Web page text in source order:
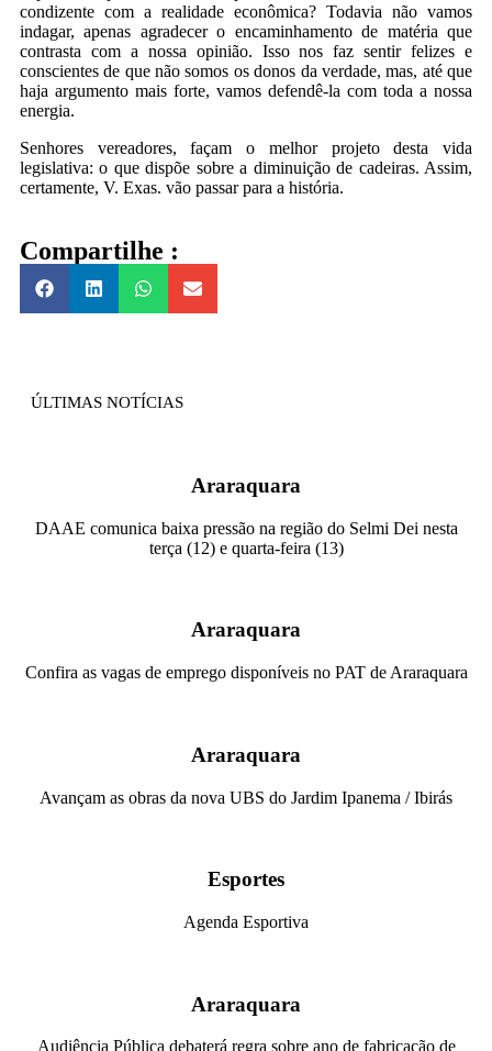
condizente com a realidade econômica? Todavia não vamos
indagar, apenas agradecer o encaminhamento de matéria que
contrasta com a nossa opinião. Isso nos faz sentir felizes e
conscientes de que não somos os donos da verdade, mas, até que
haja argumento mais forte, vamos defendê-la com toda a nossa
energia.
Senhores vereadores, façam o melhor projeto desta vida
legislativa: o que dispõe sobre a diminuição de cadeiras. Assim,
certamente, V. Exas. vão passar para a história.
Compartilhe :
ÚLTIMAS NOTÍCIAS
Araraquara
DAAE comunica baixa pressão na região do Selmi Dei nesta
terça (12) e quarta-feira (13)
Araraquara
Confira as vagas de emprego disponíveis no PAT de Araraquara
Araraquara
Avançam as obras da nova UBS do Jardim Ipanema / Ibirás
Esportes
Agenda Esportiva
Araraquara
Audiência Pública debaterá regra sobre ano de fabricação de